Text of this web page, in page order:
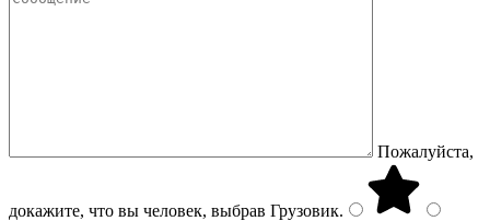
Пожалуйста,
докажите, что вы человек, выбрав Грузовик.